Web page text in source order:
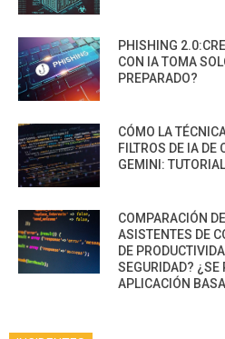
PHISHING
CON IA TOMA
PREPARADO?
CÓMO LA
FILTROS DE IA DE
GEMINI:
COMPARACIÓN
ASISTENTES DE
DE
SEGURIDAD? ¿SE
APLICACIÓN